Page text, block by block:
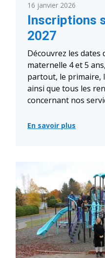
16 janvier 2026
Inscriptions
2027
Découvrez les
maternelle 4 et 5
partout, le primaire,
ainsi que tous les
concernant nos
En savoir plus